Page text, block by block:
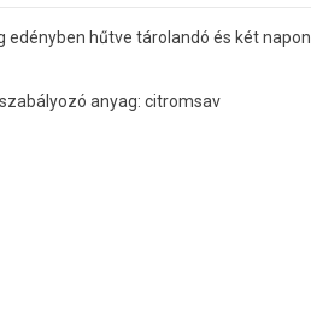
edényben hűtve tárolandó és két napon
anyag: citromsav